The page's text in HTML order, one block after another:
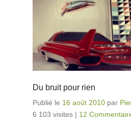
Du bruit pour rien
Publié le 16 août 2010 par
6 103 visites | 12